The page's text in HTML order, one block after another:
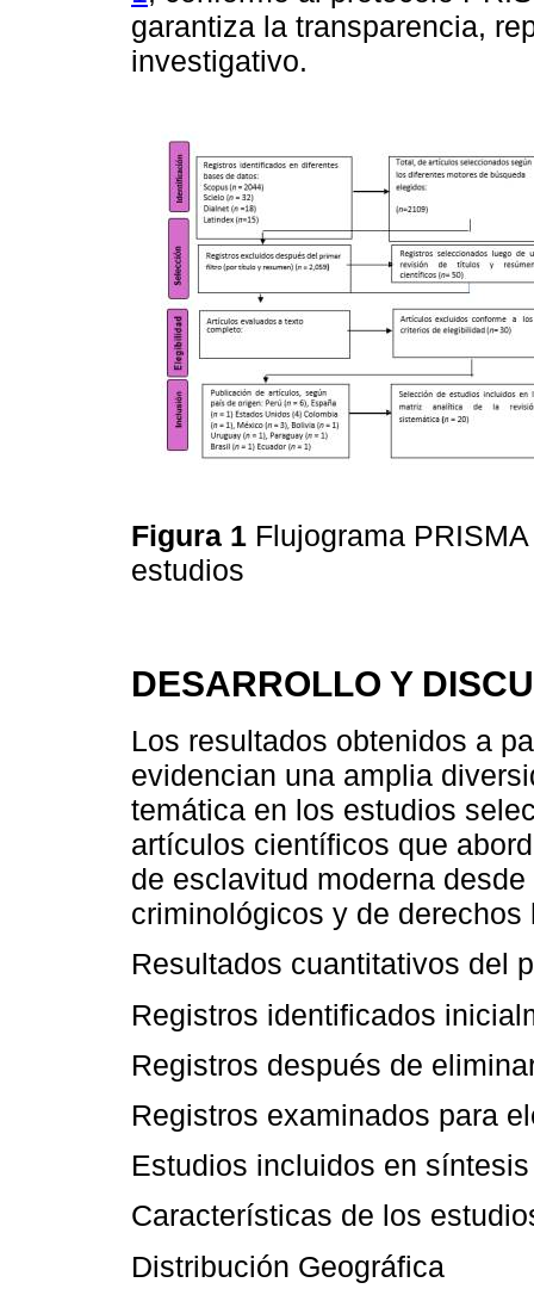
garantiza la transparencia,
investigativo.
Figura 1 Flujograma
estudios
DESARROLLO Y
Los resultados obtenidos a
evidencian una amplia
temática en los estudios
artículos científicos que
de esclavitud moderna
criminológicos y de derechos
Resultados cuantitativos del
Registros identificados
Registros después de
Registros examinados para
Estudios incluidos en
Características de los
Distribución Geográfica